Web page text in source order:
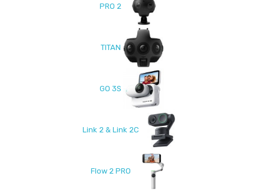
PRO 2
TITAN
GO 3S
Link 2 & Link 2C
Flow 2 PRO